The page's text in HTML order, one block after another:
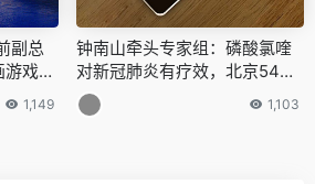
副总
戏手
1,149
钟南山牵头专家组：磷酸氯喹
对新冠肺炎有疗效，北京54岁
患者服药一周康复出院
1,103